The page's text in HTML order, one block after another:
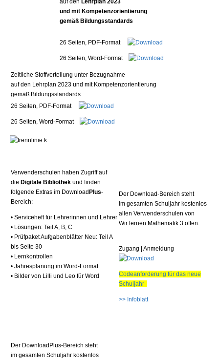
auf den Lehrplan 2023
und mit Kompetenzorientierung
gemäß Bildungsstandards
26 Seiten, PDF-Format
26 Seiten, Word-Format
Zeitliche Stoffverteilung unter Bezugnahme
auf den Lehrplan 2023 und mit Kompetenzorientierung
gemäß Bildungsstandards
26 Seiten, PDF-Format
26 Seiten, Word-Format
Verwenderschulen haben Zugriff auf
die Digitale Bibliothek und finden
folgende Extras im Download Plus-
Bereich:
• Serviceheft für Lehrerinnen und Lehrer
• Lösungen: Teil A, B, C
• Prüfpaket Aufgabenblätter Neu: Teil A
bis Seite 30
• Lernkontrollen
• Jahresplanung im Word-Format
• Bilder von Lilli und Leo für Word
Der Download-Bereich steht
im gesamten Schuljahr kostenlos
allen Verwenderschulen von
Wir lernen Mathematik 3 offen.
Zugang | Anmeldung
Codeanforderung für das neue
Schuljahr
>> Infoblatt
Der DownloadPlus-Bereich steht
im gesamten Schuljahr kostenlos